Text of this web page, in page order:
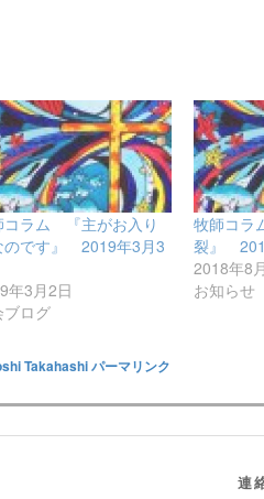
コラム 『主がお入り
のです』 2019年3月3
年3月2日
ブログ
牧師コ
裂』
2018年8
お知らせ
Takahashiパーマリンク
連